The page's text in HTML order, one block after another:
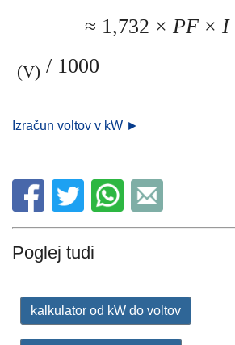
≈ 1,732 × PF × I
(V) / 1000
Izračun voltov v kW ►
Poglej tudi
kalkulator od kW do voltov